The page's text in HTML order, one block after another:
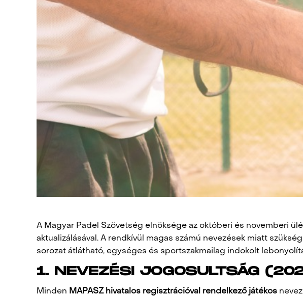
A Magyar Padel Szövetség elnöksége az októberi és novemberi
aktualizálásával. A rendkívül magas számú nevezések miatt
sorozat átlátható, egységes és sportszakmailag indokolt
1. NEVEZÉSI JOGOSULTSÁG
Minden MAPASZ hivatalos regisztrációval rendelkező játékos